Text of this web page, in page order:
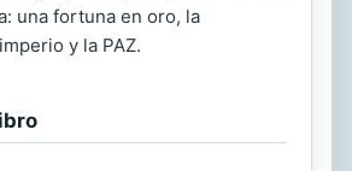
una fortuna en oro, la
y la PAZ.